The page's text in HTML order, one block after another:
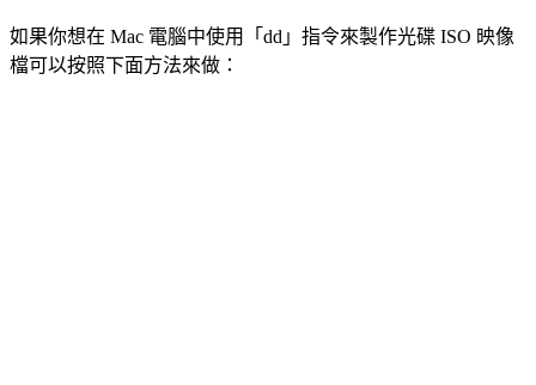
如果你想在 Mac 電腦中使用「dd」指令來製作光碟 ISO 映像
檔可以按照下面方法來做：